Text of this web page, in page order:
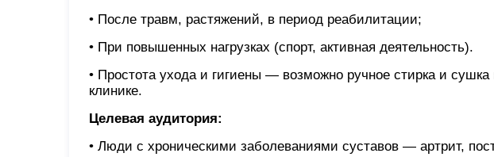
• После травм, растяжений, в период реабилитации;
• При повышенных нагрузках (спорт, активная деятельность).
• Простота ухода и гигиены — возможно ручное стирка и сушка
клинике.
Целевая аудитория:
• Люди с хроническими заболеваниями суставов — артрит,